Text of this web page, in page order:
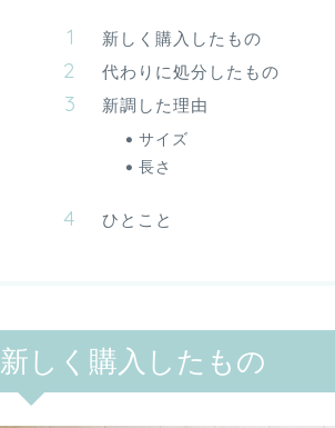
新しく購入したもの
代わりに処分したもの
新調した理由
サイズ
長さ
ひとこと
新しく購入したもの